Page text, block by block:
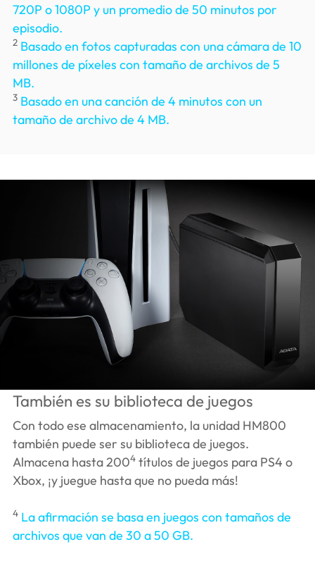
720P o 1080P y un promedio de 50 minutos por
episodio.
2Basado en fotos capturadas con una cámara de 10
millones de píxeles con tamaño de archivos de 5
MB.
3Basado en una canción de 4 minutos con un
tamaño de archivo de 4 MB.
También es su biblioteca de juegos
Con todo ese almacenamiento, la unidad HM800
también puede ser su biblioteca de juegos.
Almacena hasta 2004títulos de juegos para PS4 o
Xbox, ¡y juegue hasta que no pueda más!
4La afirmación se basa en juegos con tamaños de
archivos que van de 30 a 50 GB.